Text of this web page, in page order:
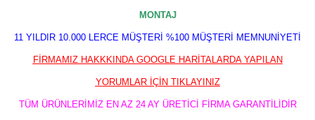
MONTAJ
11 YILDIR 10.000 LERCE MÜŞTERİ %100 MÜŞTERİ MEMNUNİYETİ
FİRMAMIZ HAKKKINDA GOOGLE HARİTALARDA YAPILAN
YORUMLAR İÇİN TIKLAYINIZ
TÜM ÜRÜNLERİMİZ EN AZ 24 AY ÜRETİCİ FİRMA GARANTİLİDİR